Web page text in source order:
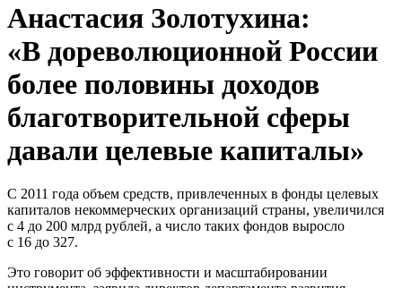
Анастасия Золотухина:
«В дореволюционной России
более половины доходов
благотворительной сферы
давали целевые капиталы»
С 2011 года объем средств, привлеченных в фонды целевых
капиталов некоммерческих организаций страны, увеличился
с 4 до 200 млрд рублей, а число таких фондов выросло
с 16 до 327.
Это говорит об эффективности и масштабировании